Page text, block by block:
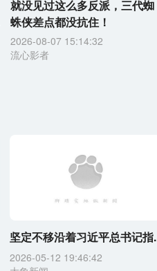
就没见过这么多反派，三代蜘
蛛侠差点都没抗住！
2026-08-07 15:14:32
流心影者
坚定不移沿着习近平总书记指
2026-05-12 19:46:42